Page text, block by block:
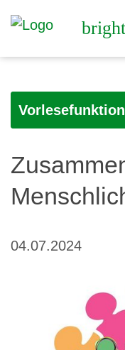
Vorlesefunktion
04.07.2024